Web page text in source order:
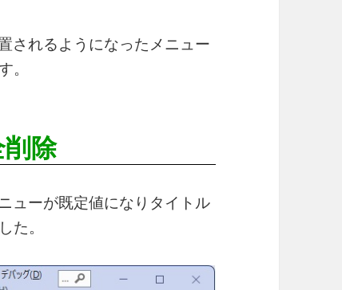
されるようになったメニュー
。
除
ューが既定値になりタイトル
た。